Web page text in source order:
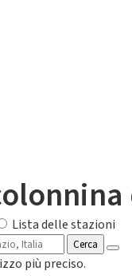
Lista delle stazioni
Cerca
più preciso.